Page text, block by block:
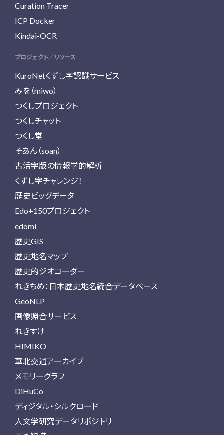
Curation Tracer
ICP Docker
Kindai-OCR
プロジェクト／リソース
KuroNetくずし字認識サービス
みを（miwo）
つくしプロジェクト
つくしチャット
つくし堂
そあん（soan）
古活字版の情報学的解析
くずし字チャレンジ！
歴史ビッグデータ
Edo+150プロジェクト
edomi
歴史GIS
歴史地名マップ
歴史的ジオコーダー
れきちめ：日本歴史地名統合データベース
GeoNLP
画像照合サービス
れきすけ
HIMIKO
華北交通アーカイブ
メモリーグラフ
DiHuCo
ディジタル・シルクロード
人文学研究データリポジトリ